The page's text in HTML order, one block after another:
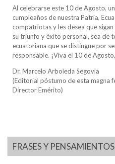
Al celebrarse este 10 de Agosto,
cumpleaños de nuestra Patria,
compatriotas y les desea que
su triunfo y éxito personal, sea de
ecuatoriana que se distingue por
responsable. ¡Viva el 10 de
Dr. Marcelo Arboleda Segovia
(Editorial póstumo de esta magna
Director Emérito)
FRASES Y PENSAMIENTOS